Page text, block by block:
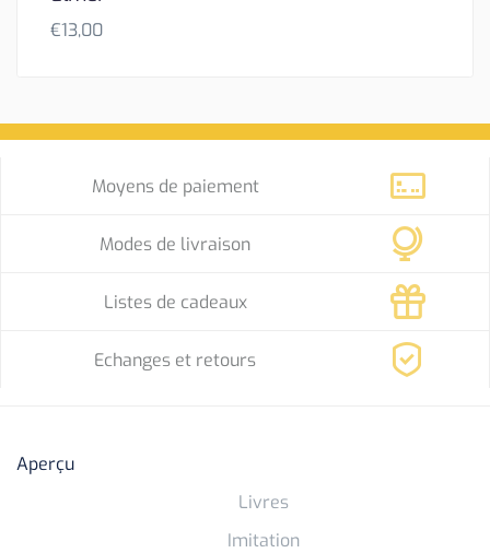
€13,00
Moyens de paiement
Modes de livraison
Listes de cadeaux
Echanges et retours
Aperçu
Livres
Imitation